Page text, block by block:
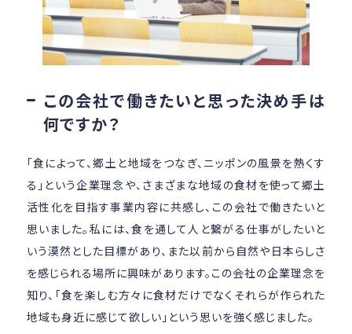
この会社で働きたいと思った決め手は
何ですか？
「食によって、郷土と地域をつなぎ、ニッポンの風景を熱くす
る」という企業理念や、さまざまな地域の食材を使って郷土
活性化を目指す事業内容に共感し、この会社で働きたいと
思いました。私には、食を通して人と繋がる仕事がしたいと
いう漠然とした目標があり、また以前から自然や日本らしさ
を感じられる場所に興味があります。この会社の企業理念を
知り、「食を楽しむ方々に食材だけでなくそれらが作られた
地域も身近に感じて欲しい」という思いを強く感じました。